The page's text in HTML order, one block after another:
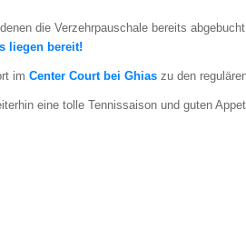
die Ver­zehr­pau­scha­le bereits
lie­gen bereit!
im Cen­ter Court bei Ghi­as zu den
eine tol­le Ten­nis­sai­son und guten